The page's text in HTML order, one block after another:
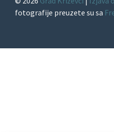
fotografije preuzete su sa